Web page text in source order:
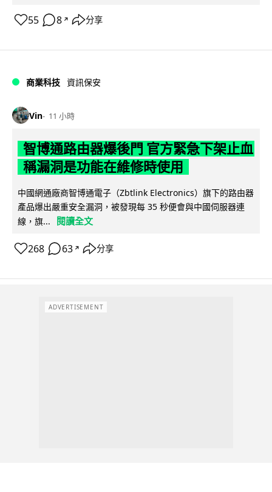
55 8 ↗ 分享
商業科技 資訊保安
Vin 11 小時
智博通路由器爆後門 官方緊急下架止血
稱漏洞是功能在維修時使用
中國網通廠商智博通電子（Zbtlink Electronics）旗下的路由器
產品爆出嚴重安全漏洞，被發現每 35 秒便會與中國伺服器連
線，旗...
閱讀全文
268 63 ↗ 分享
ADVERTISEMENT